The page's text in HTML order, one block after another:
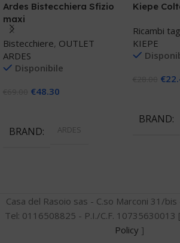
Ardes Bistecchiera Sfizio
maxi
Bistecchiere, OUTLET
ARDES
Disponibile
€48.30
BRAND ARDES
Kiepe
Ricambi
KIEPE
€
BRAND
Casa del Rasoio sas - C.so Marconi 31/
Tel: 0116508825 - P.I./C.F. 10735630013 [
Policy ]